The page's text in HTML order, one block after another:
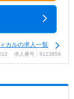
カルの求人一覧
12 求人番号：9123859